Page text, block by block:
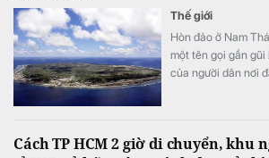
Thế giới
Hòn đảo ở Nam
một tên gọi gần
của người dân nơi
Cách TP HCM 2 giờ di chuyển, khu